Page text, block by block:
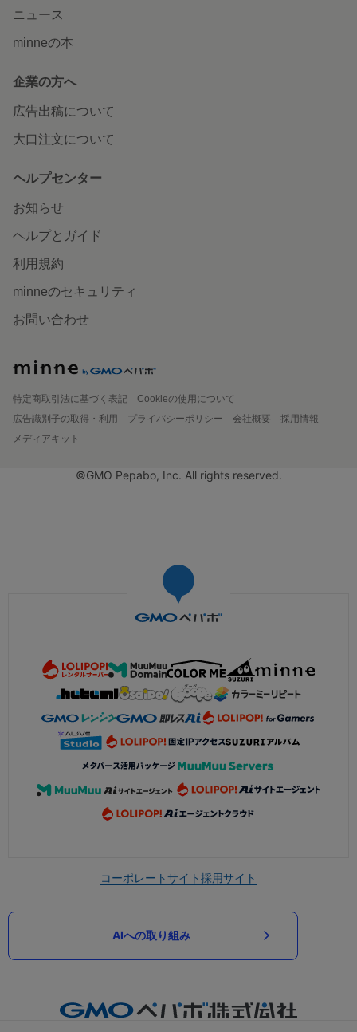
ニュース
minneの本
企業の方へ
広告出稿について
大口注文について
ヘルプセンター
お知らせ
ヘルプとガイド
利用規約
minneのセキュリティ
お問い合わせ
特定商取引法に基づく表記
Cookieの使用について
広告識別子の取得・利用
プライバシーポリシー 会社概要
採用情報
メディアキット
©GMO Pepabo, Inc. All rights reserved.
コーポレートサイト採用サイト
AIへの取り組み